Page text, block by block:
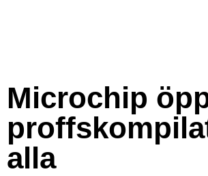
Microchip
alla